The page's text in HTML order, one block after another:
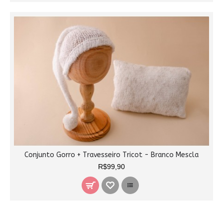
Conjunto Gorro + Travesseiro Tricot - Branco Mescla
R$99,90